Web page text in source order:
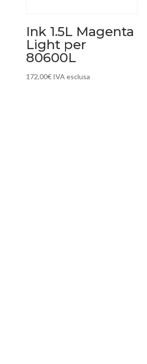
Ink 1.5L Magenta
Light per
80600L
172,00€ IVA esclusa